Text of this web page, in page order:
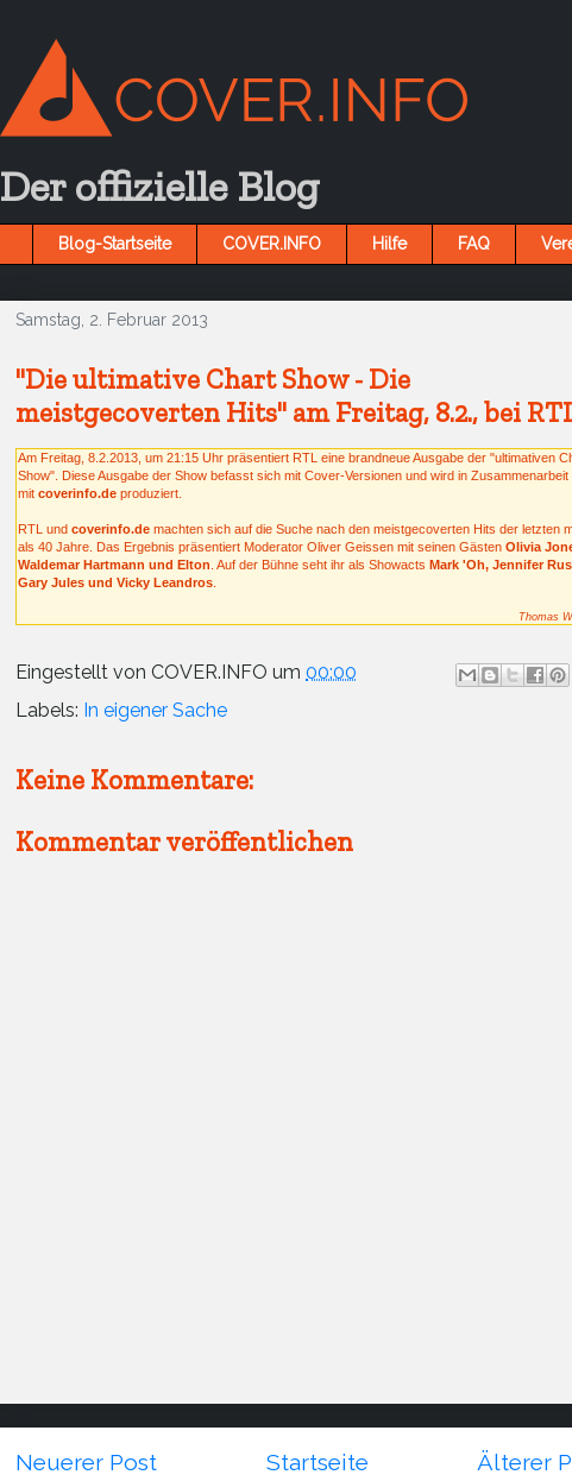
Der offizielle Blog
Blog-Startseite COVER.INFO Hilfe FAQ
Samstag, 2. Februar 2013
"Die ultimative Chart Show - Die
meistgecoverten Hits" am Freitag, 8.2., bei
Am Freitag, 8.2.2013, um 21:15 Uhr präsentiert RTL eine brandneue Ausgabe der "ultimativen
Show". Diese Ausgabe der Show befasst sich mit Cover-Versionen und wird in Zusammenarbeit
mit coverinfo.de produziert.
RTL und coverinfo.de machten sich auf die Suche nach den meistgecoverten Hits der letzten
als 40 Jahre. Das Ergebnis präsentiert Moderator Oliver Geissen mit seinen Gästen Olivia
Waldemar Hartmann und Elton . Auf der Bühne seht ihr als Showacts Mark 'Oh, Jennifer
Gary Jules und Vicky Leandros
Thomas
Eingestellt von COVER.INFO um 00:00
Labels: In eigener Sache
Keine Kommentare:
Kommentar veröffentlichen
Neuerer Post Älterer
Startseite